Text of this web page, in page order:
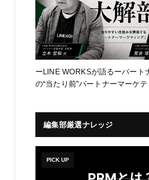
ーLINE WORKSが語るーパート
の“当たり前”パートナーマーケ
編集部厳選ナレッジ
PICK UP